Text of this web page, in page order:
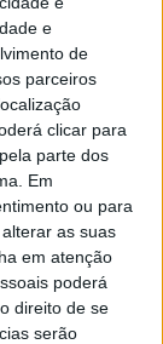
e
de
parceiros
clicar para
parte dos
Em
ou para
as suas
em atenção
poderá
direito de se
serão
em
N,
dos Amigos
Teatro
presença do
do presidente
Diária – 96.8